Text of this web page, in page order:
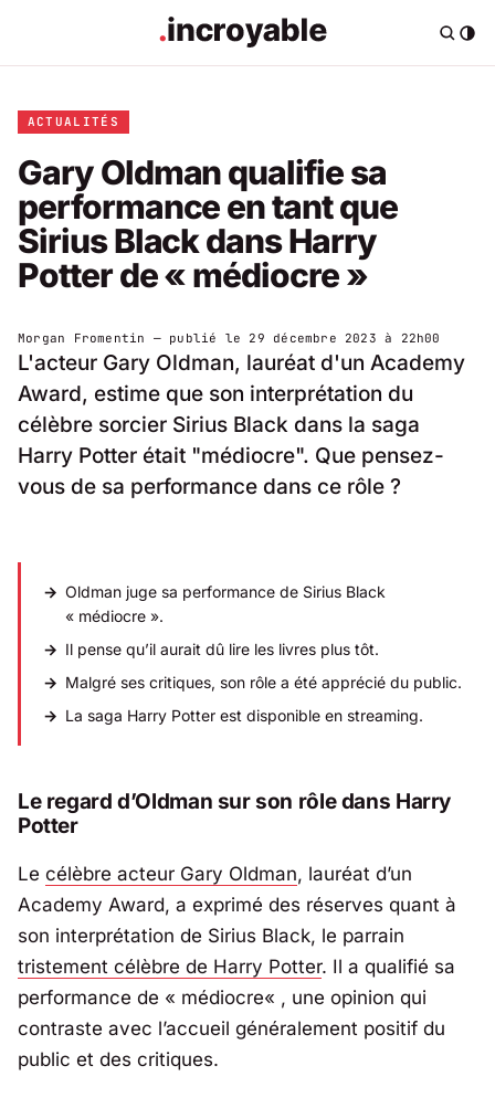
ACTUALITÉS
Gary Oldman qualifie sa
performance en tant que
Sirius Black dans Harry
Potter de « médiocre »
Morgan Fromentin — publié le 29 décembre 2023 à 22h00
L'acteur Gary Oldman, lauréat d'un Academy
Award, estime que son interprétation du
célèbre sorcier Sirius Black dans la saga
Harry Potter était "médiocre". Que pensez-
vous de sa performance dans ce rôle ?
Oldman juge sa performance de Sirius Black
« médiocre ».
Il pense qu’il aurait dû lire les livres plus tôt.
Malgré ses critiques, son rôle a été apprécié du public.
La saga Harry Potter est disponible en streaming.
Le regard d’Oldman sur son rôle dans Harry
Potter
Le célèbre acteur Gary Oldman, lauréat d’un
Academy Award, a exprimé des réserves quant à
son interprétation de Sirius Black, le parrain
tristement célèbre de Harry Potter. Il a qualifié sa
performance de « médiocre« , une opinion qui
contraste avec l’accueil généralement positif du
public et des critiques.